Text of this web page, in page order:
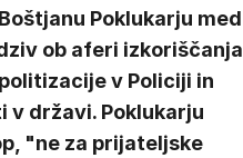
Poklukarju med
ob aferi izkoriščanja
v Policiji in
v državi. Poklukarju
"ne za prijateljske